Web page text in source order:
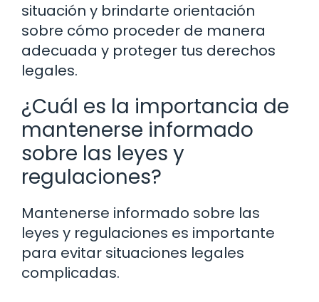
situación y brindarte orientación
sobre cómo proceder de manera
adecuada y proteger tus derechos
legales.
¿Cuál es la importancia de
mantenerse informado
sobre las leyes y
regulaciones?
Mantenerse informado sobre las
leyes y regulaciones es importante
para evitar situaciones legales
complicadas.